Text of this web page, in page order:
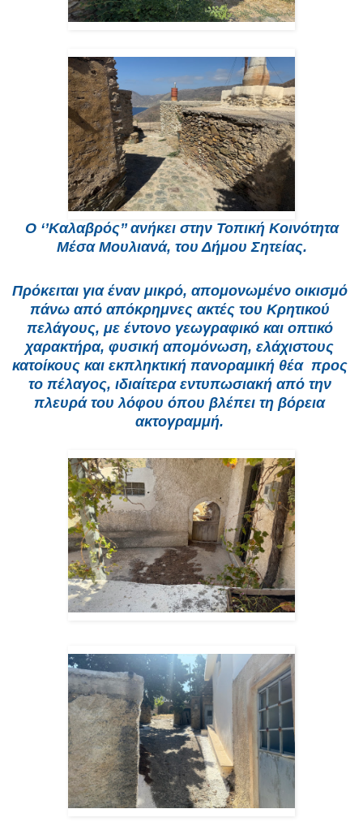
Ο ‘’Καλαβρός’’ ανήκει στην Τοπική Κοινότητα
Μέσα Μουλιανά, τουΔήμου Σητείας.
Πρόκειται για έναν μικρό, απομονωμένο οικισμό
πάνω από απόκρημνες ακτές του Κρητικού
πελάγους, με έντονο γεωγραφικό και οπτικό
χαρακτήρα, φυσική απομόνωση, ελάχιστους
κατοίκους και εκπληκτική πανοραμική θέα  προς
το πέλαγος, ιδιαίτερα εντυπωσιακή από την
πλευρά του λόφου όπου βλέπει τη βόρεια
ακτογραμμή.